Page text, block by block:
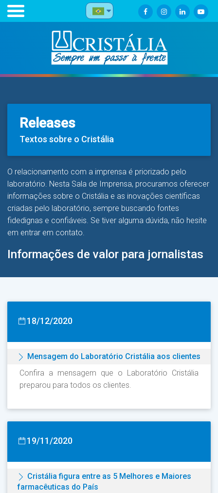
Releases
Textos sobre o Cristália
O relacionamento com a imprensa é priorizado pelo
laboratório. Nesta Sala de Imprensa, procuramos oferecer
informações sobre o Cristália e as inovações científicas
criadas pelo laboratório, sempre buscando fontes
fidedignas e confiáveis. Se tiver alguma dúvida, não hesite
em entrar em contato.
Informações de valor para jornalistas
18/12/2020
Mensagem do Laboratório Cristália aos clientes
Confira a mensagem que o Laboratório Cristália
preparou para todos os clientes.
19/11/2020
Cristália figura entre as 5 Melhores e Maiores
farmacêuticas do País